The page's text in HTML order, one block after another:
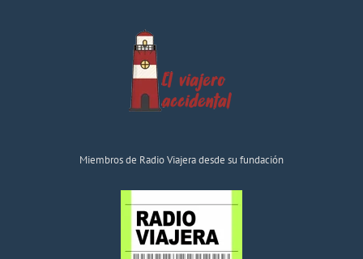
Miembros de Radio Viajera desde su fundación